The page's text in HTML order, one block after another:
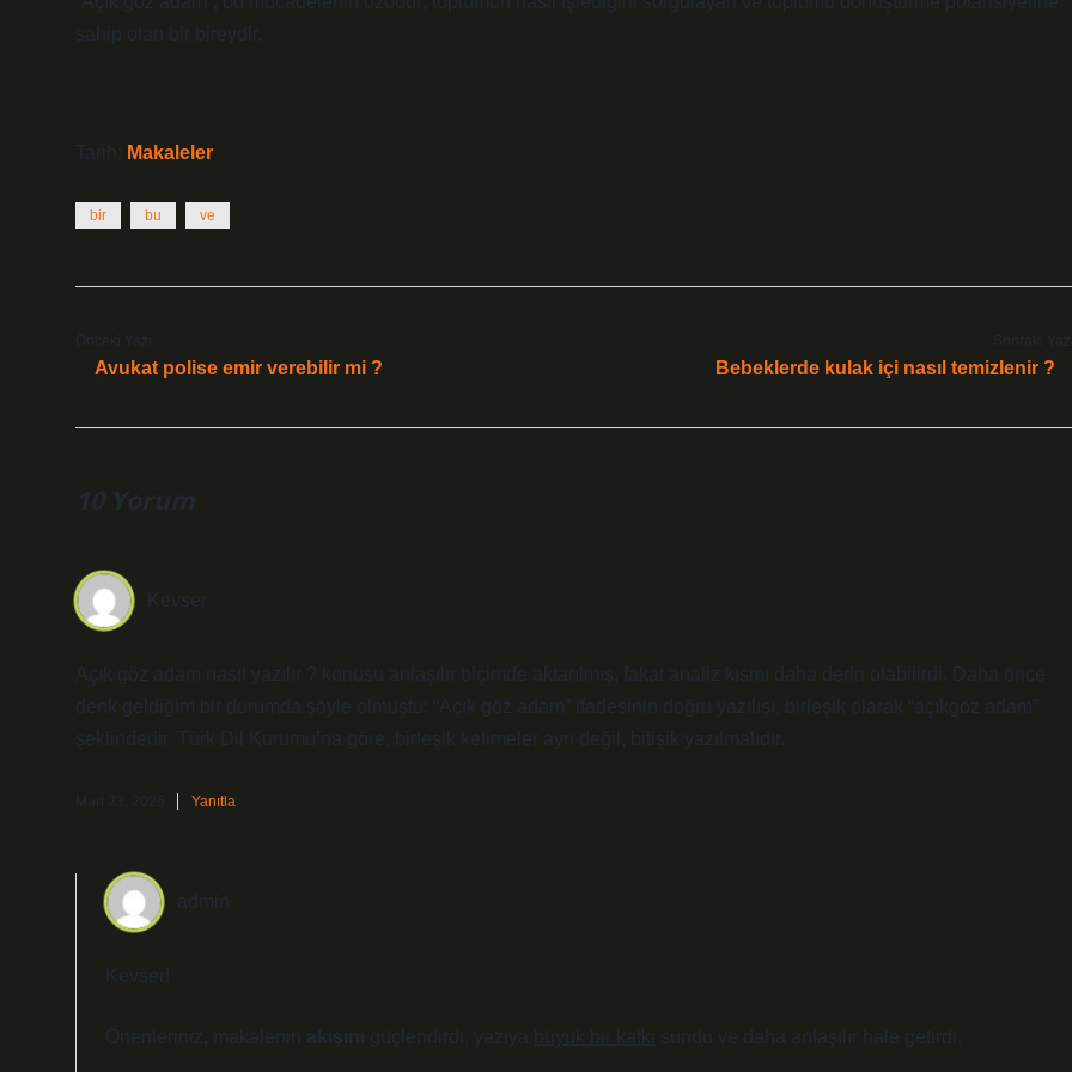
sahip olan bir bireydir.
Tarih: Makaleler
bir bu ve
Önceki Yazı
Avukat polise emir verebilir mi ?
Sonraki
Bebeklerde kulak içi nasıl temizlenir ?
10 Yorum
Kevser
Açık göz adam nasıl yazılır ? konusu anlaşılır biçimde aktarılmış, fakat analiz kısmı daha derin olabilirdi. Daha önce
denk geldiğim bir durumda şöyle olmuştu: “Açık göz adam” ifadesinin doğru yazılışı, birleşik olarak “açıkgöz adam”
şeklindedir. Türk Dil Kurumu’na göre, birleşik kelimeler ayrı değil, bitişik yazılmalıdır.
Mart 23, 2026 Yanıtla
admin
Kevser!
Önerileriniz, makalenin akışını güçlendirdi, yazıya büyük bir katkı sundu ve daha anlaşılır hale getirdi.